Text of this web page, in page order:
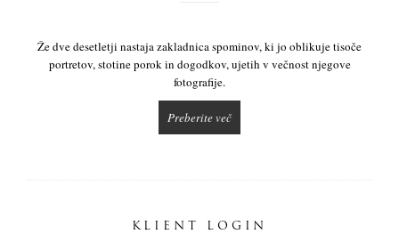
Že dve desetletji nastaja zakladnica spominov, ki jo oblikuje tisoče
portretov, stotine porok in dogodkov, ujetih v večnost njegove
fotografije.
Preberite več
KLIENT LOGIN